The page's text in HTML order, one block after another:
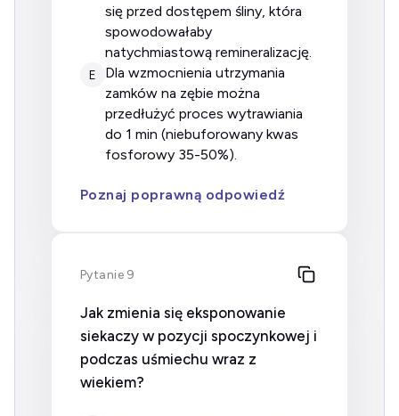
się przed dostępem śliny, która
spowodowałaby
natychmiastową remineralizację.
E
dla wzmocnienia utrzymania
zamków na zębie można
przedłużyć proces wytrawiania
do 1 min (niebuforowany kwas
fosforowy 35-50%).
Poznaj poprawną odpowiedź
Pytanie 9
Jak zmienia się eksponowanie
siekaczy w pozycji spoczynkowej i
podczas uśmiechu wraz z
wiekiem?